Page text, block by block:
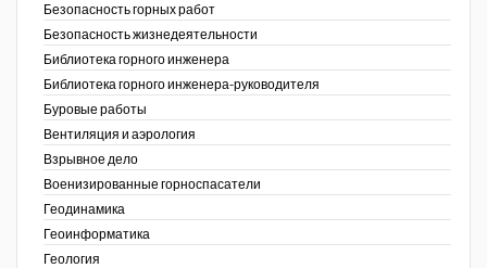
Безопасность горных работ
Безопасность жизнедеятельности
Библиотека горного инженера
Библиотека горного инженера-руководителя
Буровые работы
Вентиляция и аэрология
Взрывное дело
Военизированные горноспасатели
Геодинамика
Геоинформатика
Геология
Медицина катастроф
Минеральные ресурсы России
Нефтегазовые технологии
Нефтегазовая вертикаль